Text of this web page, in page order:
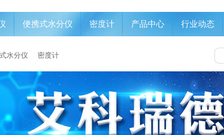
便携式水分仪 密度计 产品中心 行业动态
水分仪 密度计